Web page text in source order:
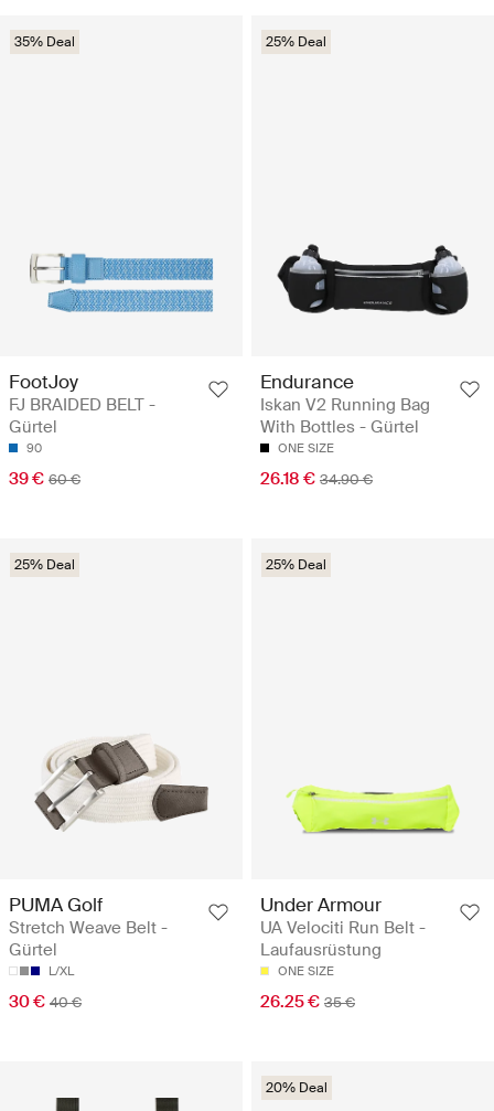
35% Deal
FootJoy
FJ BRAIDED BELT -
Gürtel
90
39 € 60 €
25% Deal
Endurance
Iskan V2 Running Bag
With Bottles - Gürtel
ONE SIZE
26.18 € 34.90 €
25% Deal
PUMA Golf
Stretch Weave Belt -
Gürtel
L/XL
30 € 40 €
25% Deal
Under Armour
UA Velociti Run Belt -
Laufausrüstung
ONE SIZE
26.25 € 35 €
20% Deal